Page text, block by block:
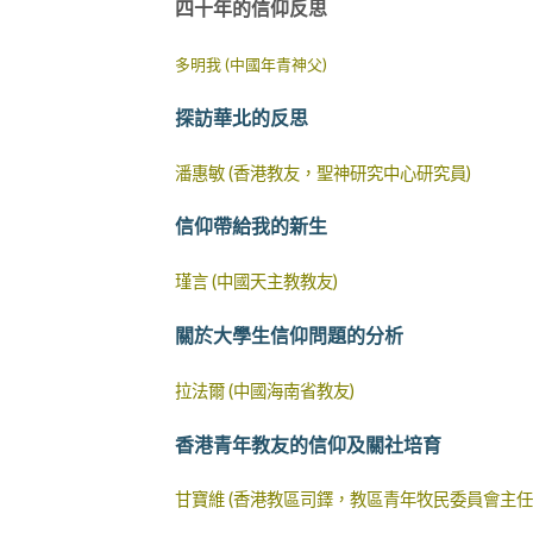
四十年的信仰反思
多明我 (中國年青神父)
探訪華北的反思
潘惠敏 (香港教友，聖神研究中心研究員)
信仰帶給我的新生
瑾言 (中國天主教教友)
關於大學生信仰問題的分析
拉法爾 (中國海南省教友)
香港青年教友的信仰及關社培育
甘寶維 (香港教區司鐸，教區青年牧民委員會主